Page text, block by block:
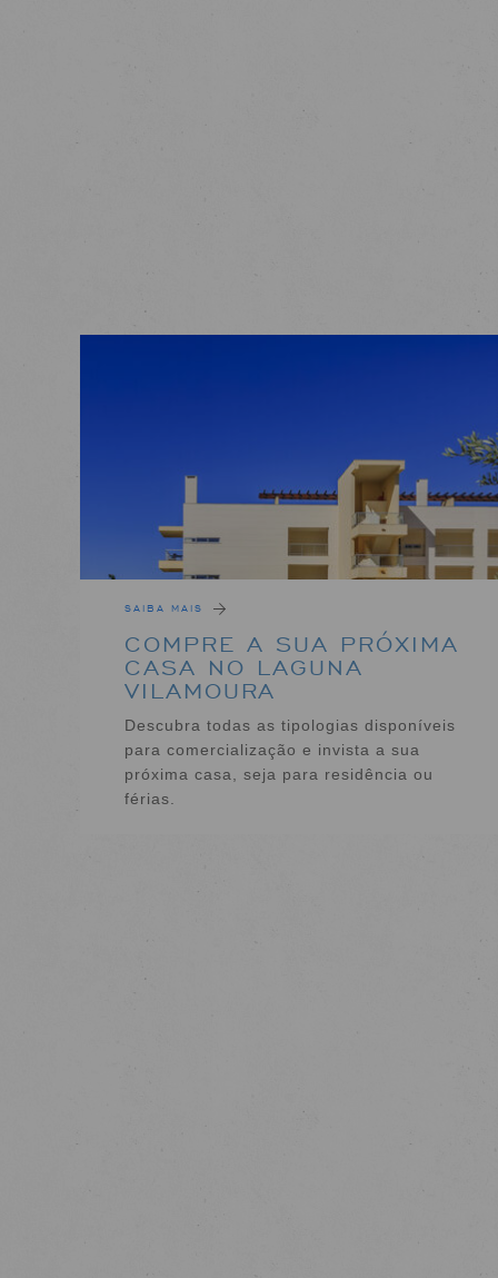
SAIBA MAIS
COMPRE A SUA PRÓXIMA
CASA NO LAGUNA
VILAMOURA
Descubra todas as tipologias disponíveis
para comercialização e invista a sua
próxima casa, seja para residência ou
férias.